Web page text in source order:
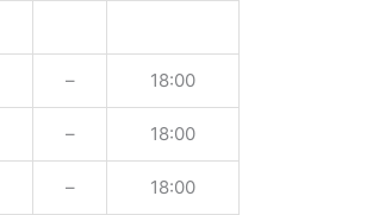
– 18:00
– 18:00
– 18:00